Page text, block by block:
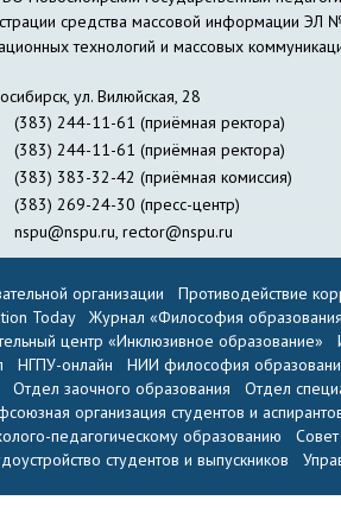
средства массовой информации
технологий и массовых
ул. Вилюйская, 28
(383) 244-11-61 (приёмная ректора)
(383) 244-11-61 (приёмная ректора)
(383) 383-32-42 (приёмная комиссия)
(383) 269-24-30 (пресс-центр)
nspu@nspu.ru, rector@nspu.ru
организации
Противодействие
Today
Журнал «Философия
центр «Инклюзивное образование»
НГПУ-онлайн
НИИ философия
Отдел заочного образования
Отдел
организация студентов и
педагогическому образованию
студентов и выпускников